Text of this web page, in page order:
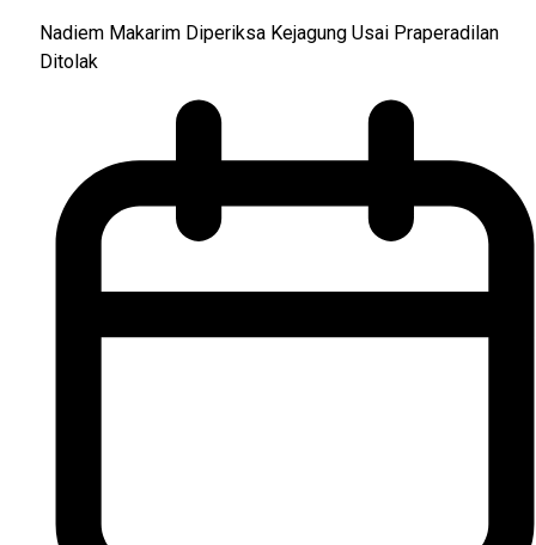
Nadiem Makarim Diperiksa Kejagung Usai Praperadilan
Ditolak